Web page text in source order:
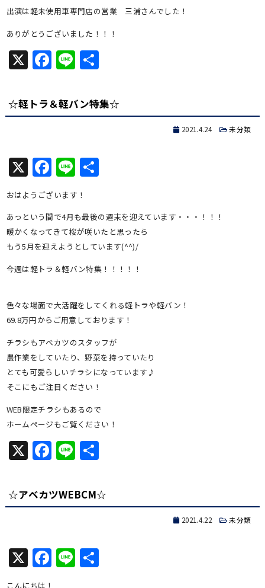
出演は軽未使用車専門店の営業 三浦さんでした！
ありがとうございました！！！
X Facebook
Line共
☆軽トラ＆軽バン特集☆
2021.4.24 未分類
X Facebook
Line共
おはようございます！
あっという間で4月も最後の週末を迎えています・・・！！！
暖かくなってきて桜が咲いたと思ったら
もう5月を迎えようとしています(^^)/
今週は軽トラ＆軽バン特集！！！！！
色々な場面で大活躍をしてくれる軽トラや軽バン！
69.8万円からご用意しております！
チラシもアベカツのスタッフが
農作業をしていたり、野菜を持っていたり
とても可愛らしいチラシになっています♪
そこにもご注目ください！
WEB限定チラシもあるので
ホームページもご覧ください！
X Facebook
Line共
☆アベカツWEBCM☆
2021.4.22 未分類
X Facebook
Line共
こんにちは！